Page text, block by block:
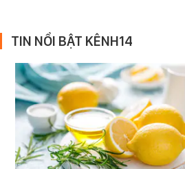
TIN NỔI BẬT KÊNH14